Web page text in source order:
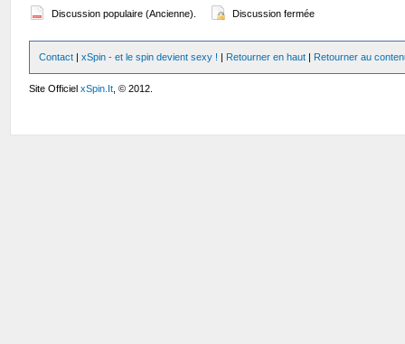
Discussion populaire (Ancienne).
Discussion fermée
Contact |xSpin - et le spin devient sexy ! | Retourner en haut | Retourner au
Site OfficielxSpin.It , © 2012.